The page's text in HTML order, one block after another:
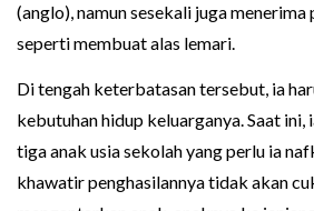
(anglo), namun sesekali juga
seperti membuat alas lemari.
Di tengah keterbatasan tersebut, ia
kebutuhan hidup keluarganya. Saat
tiga anak usia sekolah yang perlu ia
khawatir penghasilannya tidak akan